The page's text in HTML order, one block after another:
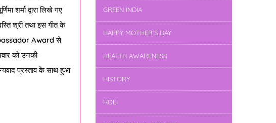
शर्मा द्वारा लिखे गए
श्री तथा इस गीत के
Awardसे
को उनकी
प्रस्ताव के साथ हुआ
GREEN INDIA
HAPPY MOTHER’S DAY
HEALTH AWARENESS
HISTORY
HOLI